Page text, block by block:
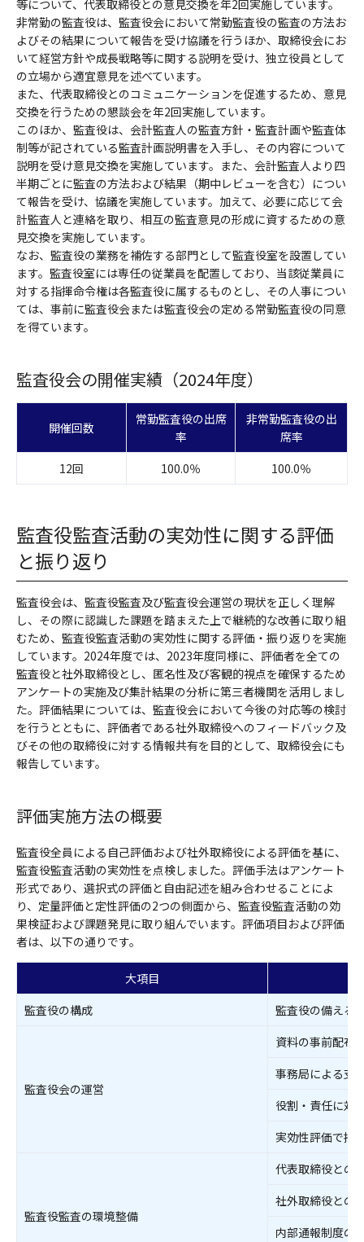
等について、代表取締役との意見交換を年2回実施しています。
非常勤の監査役は、監査役会において常勤監査役の監査の方法お
よびその結果について報告を受け協議を行うほか、取締役会にお
いて経営方針や成長戦略等に関する説明を受け、独立役員として
の立場から適宜意見を述べています。
また、代表取締役とのコミュニケーションを促進するため、意見
交換を行うための懇談会を年2回実施しています。
このほか、監査役は、会計監査人の監査方針・監査計画や監査体
制等が記されている監査計画説明書を入手し、その内容について
説明を受け意見交換を実施しています。また、会計監査人より四
半期ごとに監査の方法および結果（期中レビューを含む）につい
て報告を受け、協議を実施しています。加えて、必要に応じて会
計監査人と連絡を取り、相互の監査意見の形成に資するための意
見交換を実施しています。
なお、監査役の業務を補佐する部門として監査役室を設置してい
ます。監査役室には専任の従業員を配置しており、当該従業員に
対する指揮命令権は各監査役に属するものとし、その人事につい
ては、事前に監査役会または監査役会の定める常勤監査役の同意
を得ています。
監査役会の開催実績（2024年度）
開催回数
常勤監査役の出席
率
非常勤監査役の出
席率
12回
100.0％ 100.0％
監査役監査活動の実効性に関する評価
と振り返り
監査役会は、監査役監査及び監査役会運営の現状を正しく理解
し、その際に認識した課題を踏まえた上で継続的な改善に取り組
むため、監査役監査活動の実効性に関する評価・振り返りを実施
しています。2024年度では、2023年度同様に、評価者を全ての
監査役と社外取締役とし、匿名性及び客観的視点を確保するため
アンケートの実施及び集計結果の分析に第三者機関を活用しまし
た。評価結果については、監査役会において今後の対応等の検討
を行うとともに、評価者である社外取締役へのフィードバック及
びその他の取締役に対する情報共有を目的として、取締役会にも
報告しています。
評価実施方法の概要
監査役全員による自己評価および社外取締役による評価を基に、
監査役監査活動の実効性を点検しました。評価手法はアンケート
形式であり、選択式の評価と自由記述を組み合わせることによ
り、定量評価と定性評価の2つの側面から、監査役監査活動の効
果検証および課題発見に取り組んでいます。評価項目および評価
者は、以下の通りです。
大項目
監査役の構成
監査役の備える
監査役会の運営
資料の事前配布
事務局による支
役割・責任に対
実効性評価で把
監査役監査の環境整備
代表取締役との
社外取締役との
内部通報制度の